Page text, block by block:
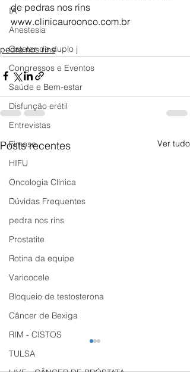
IA
Anestesia
Cateter de duplo j
Congressos e Eventos
Saúde e Bem-estar
Disfunção erétil
Entrevistas
Fimose
HIFU
Oncologia Clínica
Dúvidas Frequentes
pedra nos rins
Prostatite
Rotina da equipe
Varicocele
Bloqueio de testosterona
Câncer de Bexiga
RIM - CISTOS
TULSA
de pedras nos rins
www.clinicauroonco.com.br
pedra nos rins
Posts recentes Ver tudo